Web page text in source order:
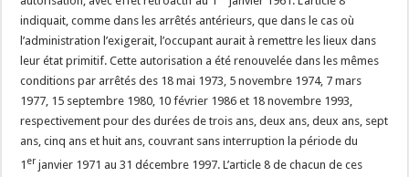
indiquait, comme dans les arrêtés antérieurs, que dans le cas où
l’administration l’exigerait, l’occupant aurait à remettre les lieux dans
leur état primitif. Cette autorisation a été renouvelée dans les mêmes
conditions par arrêtés des 18 mai 1973, 5 novembre 1974, 7 mars
1977, 15 septembre 1980, 10 février 1986 et 18 novembre 1993,
respectivement pour des durées de trois ans, deux ans, deux ans, sept
ans, cinq ans et huit ans, couvrant sans interruption la période du
1 er janvier 1971 au 31 décembre 1997. L’article 8 de chacun de ces